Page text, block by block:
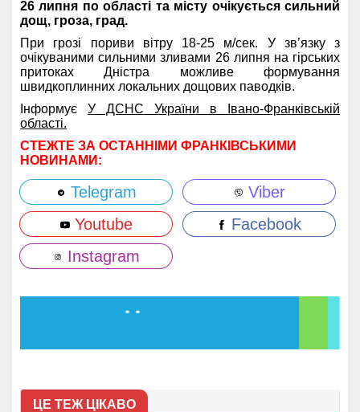
26 липня по області та місту очікується сильний
дощ, гроза, град.
При грозі пориви вітру 18-25 м/сек. У зв’язку з
очікуваними сильними зливами 26 липня на гірських
притоках Дністра можливе формування
швидкоплинних локальних дощових паводків.
Інформує У ДСНС України в Івано-Франківській
області.
СТЕЖТЕ ЗА ОСТАННІМИ ФРАНКІВСЬКИМИ
НОВИНАМИ:
Telegram
Viber
Youtube
Facebook
Instagram
ЦЕ ТЕЖ ЦІКАВО